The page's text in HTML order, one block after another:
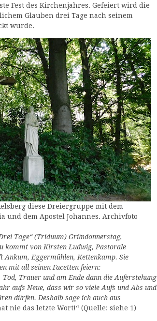
Fest des Kirchenjahres. Gefeiert wird die
Glauben drei Tage nach seinem
wurde.
diese Dreiergruppe mit dem
dem Apostel Johannes. Archivfoto
Tage“ (Triduum) Gründonnerstag,
kommt von Kirsten Ludwig, Pastorale
Eggermühlen, Kettenkamp. Sie
mit all seinen Facetten feiern:
Trauer und am Ende dann die Auferstehung
aufs Neue, dass wir so viele Aufs und Abs und
dürfen. Deshalb sage ich auch aus
nie das letzte Wort!“ (Quelle: siehe 1)